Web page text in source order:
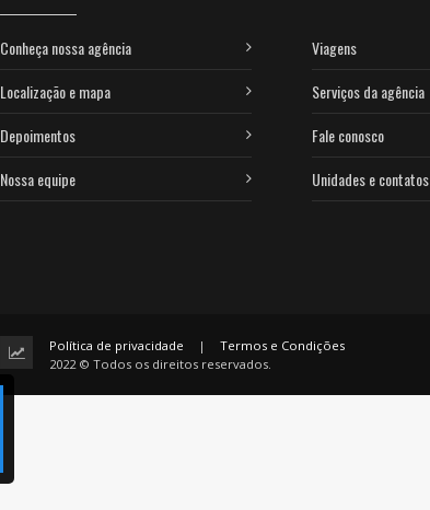
Conheça nossa agência
Localização e mapa
Depoimentos
Nossa equipe
Viagens
Serviços da agência
Fale conosco
Unidades e contatos
Política de privacidade |
Termos e Condições
2022 © Todos os direitos reservados.